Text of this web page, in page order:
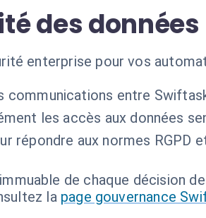
des données
enterprise pour vos
communications entre
les accès aux données
répondre aux normes
de chaque décision
la page gouvernance